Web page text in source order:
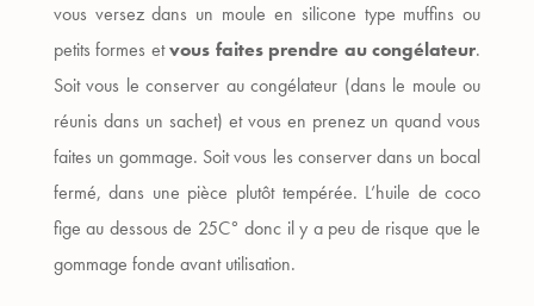
vous versez dans un moule en silicone type muffins ou
petits formes etvous faites prendre au congélateur.
Soit vous le conserver au congélateur (dans le moule ou
réunis dans un sachet) et vous en prenez un quand vous
faites un gommage. Soit vous les conserver dans un bocal
fermé, dans une pièce plutôt tempérée. L’huile de coco
fige au dessous de 25C° donc il y a peu de risque que le
gommage fonde avant utilisation.